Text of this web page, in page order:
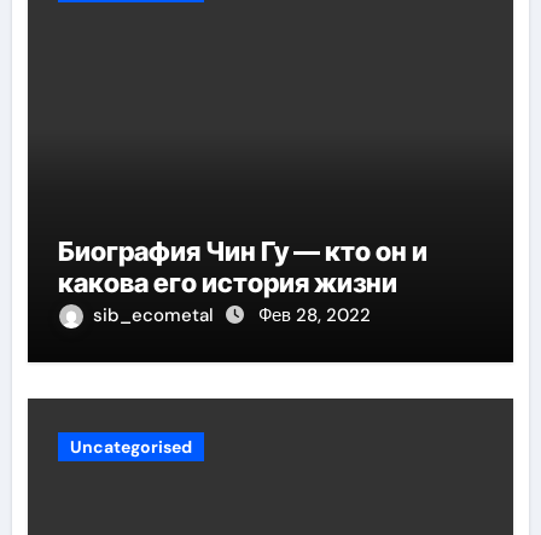
Биография Чин Гу — кто он и
какова его история жизни
sib_ecometal Фев 28, 2022
Uncategorised